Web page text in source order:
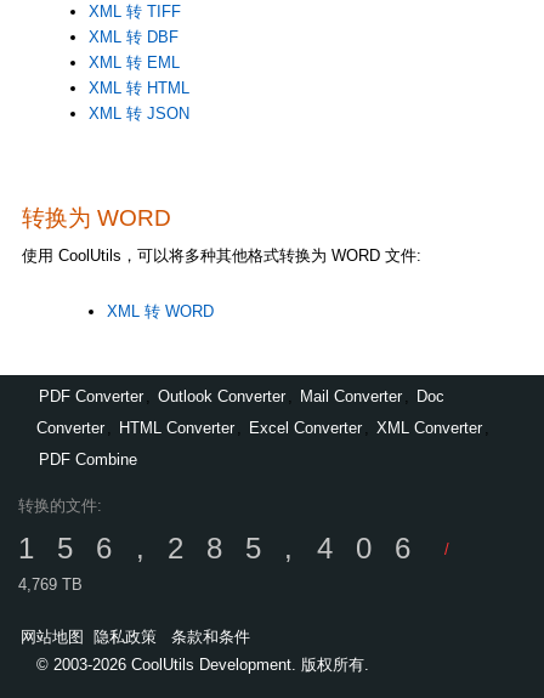
XML 转 TIFF
XML 转 DBF
XML 转 EML
XML 转 HTML
XML 转 JSON
转换为 WORD
使用 CoolUtils，可以将多种其他格式转换为 WORD 文件:
XML 转 WORD
PDF Converter Outlook Converter Mail Converter
Doc
Converter
HTML Converter Excel Converter XML Converter
PDF Combine
转换的文件:
156,285,406
/
4,769 TB
网站地图 隐私政策
条款和条件
© 2003-2026 CoolUtils Development. 版权所有.